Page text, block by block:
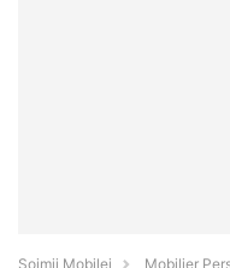
Șoimii Mobilei
Mobilier